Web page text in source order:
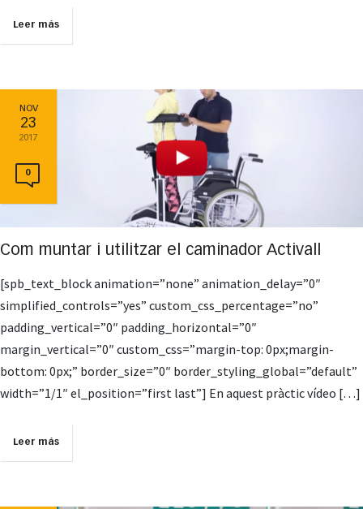
Leer más
NOV
23
2017
0
Com muntar i utilitzar el caminador Activall
[spb_text_block animation=”none” animation_delay=”0″
simplified_controls=”yes” custom_css_percentage=”no”
padding_vertical=”0″ padding_horizontal=”0″
margin_vertical=”0″ custom_css=”margin-top: 0px;margin-
bottom: 0px;” border_size=”0″ border_styling_global=”default”
width=”1/1″ el_position=”first last”] En aquest pràctic vídeo […]
Leer más